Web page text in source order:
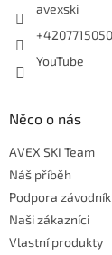
avexski
YouTube
Něco o nás
AVEX SKI Team
Náš příběh
Podpora
Naši zákazníci
Vlastní produkty